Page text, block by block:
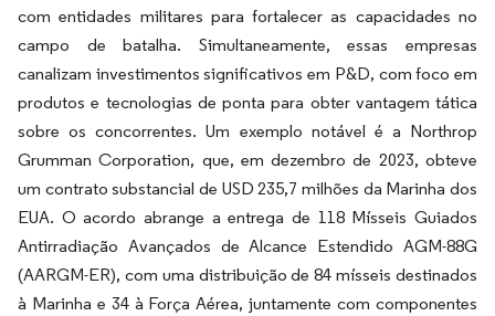
com entidades militares para fortalecer as capacidades no
campo de batalha. Simultaneamente, essas empresas
canalizam investimentos significativos em P&D, com foco em
produtos e tecnologias de ponta para obter vantagem tática
sobre os concorrentes. Um exemplo notável é a Northrop
Grumman Corporation, que, em dezembro de 2023, obteve
um contrato substancial de USD 235,7 milhões da Marinha dos
EUA. O acordo abrange a entrega de 118 Mísseis Guiados
Antirradiação Avançados de Alcance Estendido AGM-88G
(AARGM-ER), com uma distribuição de 84 mísseis destinados
à Marinha e 34 à Força Aérea, juntamente com componentes